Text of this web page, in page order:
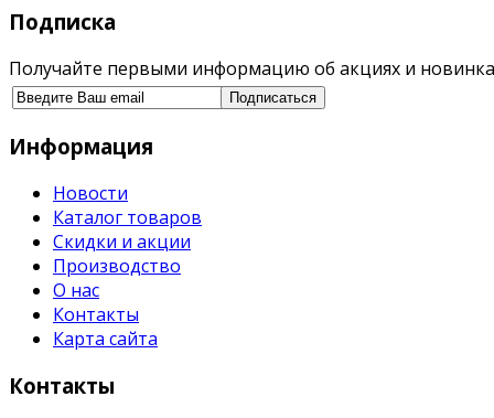
Подписка
Получайте первыми информацию об акциях и
Информация
Новости
Каталог товаров
Скидки и акции
Производство
О нас
Контакты
Карта сайта
Контакты